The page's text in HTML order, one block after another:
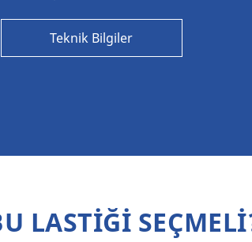
Teknik Bilgiler
LASTİĞİ